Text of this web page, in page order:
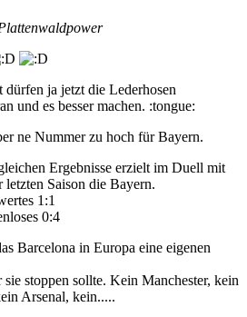
ja jetzt die Lederhosen
und es besser machen. :tongue:
ne Nummer zu hoch für Bayern.
Ergebnisse erzielt im Duell mit
Saison die Bayern.
1:1
0:4
Barcelona in Europa eine eigenen
stoppen sollte. Kein Manchester, kein
Arsenal, kein.....